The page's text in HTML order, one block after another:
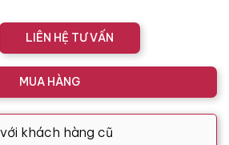
LIÊN HỆ TƯ VẤN
MUA HÀNG
khách hàng cũ